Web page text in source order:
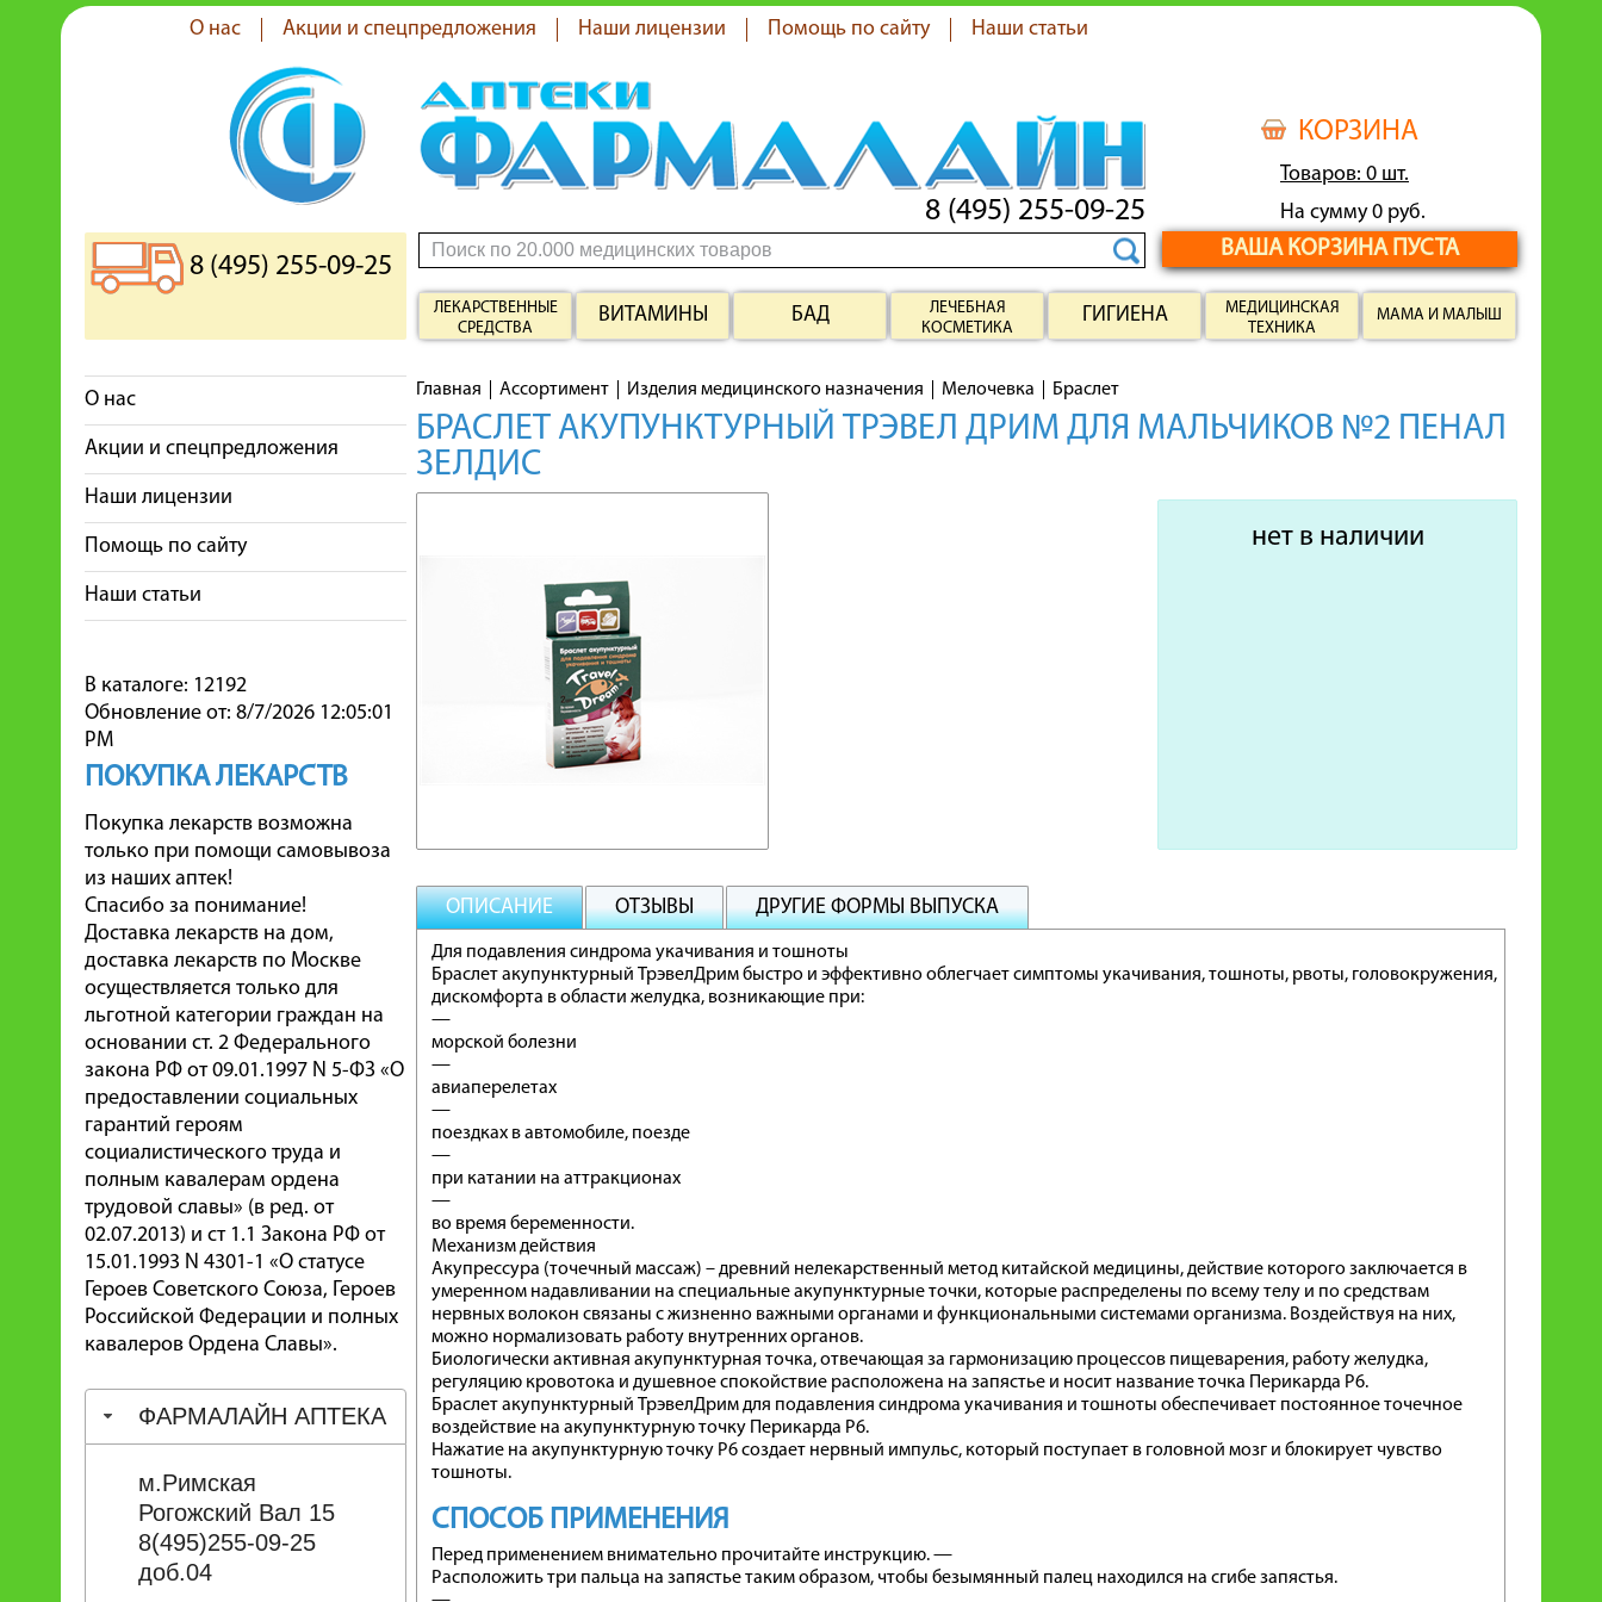
О нас Акции и спецпредложения Наши лицензии Помощь по сайту Наши статьи
КОРЗИНА
Товаров: 0 шт.
На сумму 0 руб.
ВАША КОРЗИНА ПУСТА
8 (495) 255-09-25
8 (495) 255-09-25
ЛЕКАРСТВЕННЫЕ
СРЕДСТВА
ВИТАМИНЫ БАД
ЛЕЧЕБНАЯ
КОСМЕТИКА
ГИГИЕНА
МЕДИЦИНСКАЯ
ТЕХНИКА
МАМА И МАЛЫШ
О нас
Акции и спецпредложения
Наши лицензии
Помощь по сайту
Наши статьи
В каталоге: 12192
Обновление от: 8/7/2026 12:05:01
PM
ПОКУПКА ЛЕКАРСТВ
Покупка лекарств возможна
только при помощи самовывоза
из наших аптек!
Спасибо за понимание!
Доставка лекарств на дом,
доставка лекарств по Москве
осуществляется только для
льготной категории граждан на
основании ст. 2 Федерального
закона РФ от 09.01.1997 N 5-ФЗ «О
предоставлении социальных
гарантий героям
социалистического труда и
полным кавалерам ордена
трудовой славы» (в ред. от
02.07.2013) и ст 1.1 Закона РФ от
15.01.1993 N 4301-1 «О статусе
Героев Советского Союза, Героев
Российской Федерации и полных
кавалеров Ордена Славы».
ФАРМАЛАЙН АПТЕКА
м.Римская
Рогожский Вал 15
8(495)255-09-25
доб.04
Главная Ассортимент Изделия медицинского назначения Мелочевка Браслет
БРАСЛЕТ АКУПУНКТУРНЫЙ ТРЭВЕЛ ДРИМ ДЛЯ МАЛЬЧИКОВ №2 ПЕНАЛ
ЗЕЛДИС
нет в наличии
ОПИСАНИЕ ОТЗЫВЫ ДРУГИЕ ФОРМЫ ВЫПУСКА
Для подавления синдрома укачивания и тошноты
Браслет акупунктурный ТрэвелДрим быстро и эффективно облегчает симптомы укачивания, тошноты, рвоты, головокружения,
дискомфорта в области желудка, возникающие при:
—
морской болезни
—
авиаперелетах
—
поездках в автомобиле, поезде
—
при катании на аттракционах
—
во время беременности.
Механизм действия
Акупрессура (точечный массаж) – древний нелекарственный метод китайской медицины, действие которого заключается в
умеренном надавливании на специальные акупунктурные точки, которые распределены по всему телу и по средствам
нервных волокон связаны с жизненно важными органами и функциональными системами организма. Воздействуя на них,
можно нормализовать работу внутренних органов.
Биологически активная акупунктурная точка, отвечающая за гармонизацию процессов пищеварения, работу желудка,
регуляцию кровотока и душевное спокойствие расположена на запястье и носит название точка Перикарда Р6.
Браслет акупунктурный ТрэвелДрим для подавления синдрома укачивания и тошноты обеспечивает постоянное точечное
воздействие на акупунктурную точку Перикарда P6.
Нажатие на акупунктурную точку Р6 создает нервный импульс, который поступает в головной мозг и блокирует чувство
тошноты.
СПОСОБ ПРИМЕНЕНИЯ
Перед применением внимательно прочитайте инструкцию. —
Расположить три пальца на запястье таким образом, чтобы безымянный палец находился на сгибе запястья.